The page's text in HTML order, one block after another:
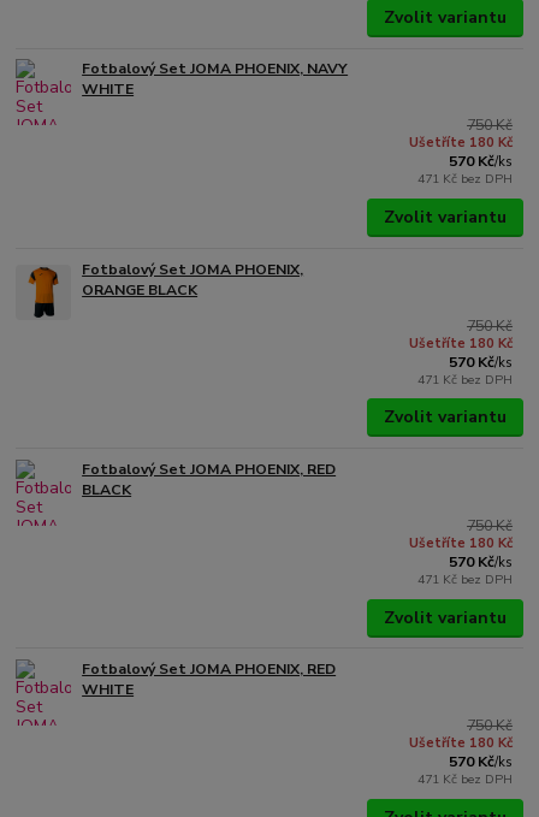
Zvolit variantu
Fotbalový Set JOMA PHOENIX, NAVY
WHITE
750 Kč
Ušetříte 180 Kč
570 Kč/ks
471 Kč bez DPH
Zvolit variantu
Fotbalový Set JOMA PHOENIX,
ORANGE BLACK
750 Kč
Ušetříte 180 Kč
570 Kč/ks
471 Kč bez DPH
Zvolit variantu
Fotbalový Set JOMA PHOENIX, RED
BLACK
750 Kč
Ušetříte 180 Kč
570 Kč/ks
471 Kč bez DPH
Zvolit variantu
Fotbalový Set JOMA PHOENIX, RED
WHITE
750 Kč
Ušetříte 180 Kč
570 Kč/ks
471 Kč bez DPH